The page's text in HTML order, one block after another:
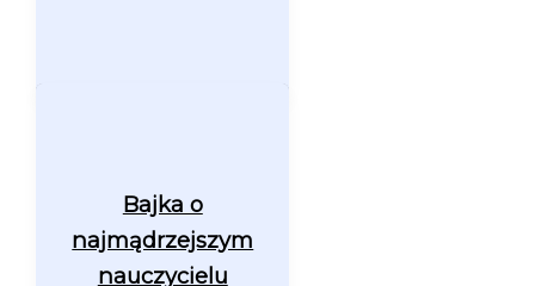
Bajka o
najmądrzejszym
nauczycielu